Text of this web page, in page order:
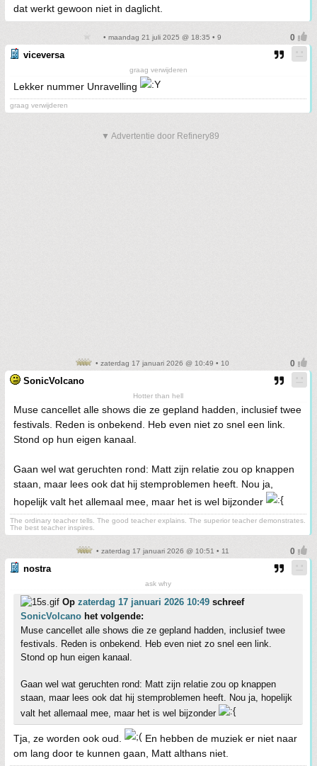
dat werkt gewoon niet in daglicht.
• maandag 21 juli 2025 @ 18:35 • 9
viceversa
graag verwijderen
Lekker nummer Unravelling
graag verwijderen
▼ Advertentie door Refinery89
• zaterdag 17 januari 2026 @ 10:49 • 10
SonicVolcano
Hotter than hell
Muse cancellet alle shows die ze gepland hadden, inclusief twee
festivals. Reden is onbekend. Heb even niet zo snel een link.
Stond op hun eigen kanaal.
Gaan wel wat geruchten rond: Matt zijn relatie zou op knappen
staan, maar lees ook dat hij stemproblemen heeft. Nou ja,
hopelijk valt het allemaal mee, maar het is wel bijzonder
The ordinary teacher tells. The good teacher explains. The superior teacher demonstrates.
The best teacher inspires.
• zaterdag 17 januari 2026 @ 10:51 • 11
nostra
ask why
Op zaterdag 17 januari 2026 10:49 schreef
SonicVolcano het volgende:
Muse cancellet alle shows die ze gepland hadden, inclusief twee
festivals. Reden is onbekend. Heb even niet zo snel een link.
Stond op hun eigen kanaal.
Gaan wel wat geruchten rond: Matt zijn relatie zou op knappen
staan, maar lees ook dat hij stemproblemen heeft. Nou ja, hopelijk
valt het allemaal mee, maar het is wel bijzonder
Tja, ze worden ook oud.
En hebben de muziek er niet naar
om lang door te kunnen gaan, Matt althans niet.